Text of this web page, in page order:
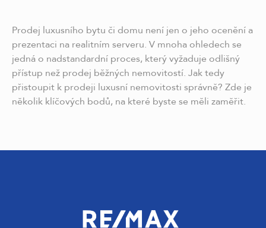
Prodej luxusního bytu či domu není jen o jeho ocenění a
prezentaci na realitním serveru. V mnoha ohledech se
jedná o nadstandardní proces, který vyžaduje odlišný
přístup než prodej běžných nemovitostí. Jak tedy
přistoupit k prodeji luxusní nemovitosti správně? Zde je
několik klíčových bodů, na které byste se měli zaměřit.